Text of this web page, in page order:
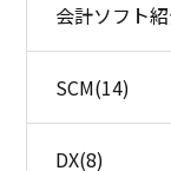
会計ソフト
SCM(14)
DX(8)